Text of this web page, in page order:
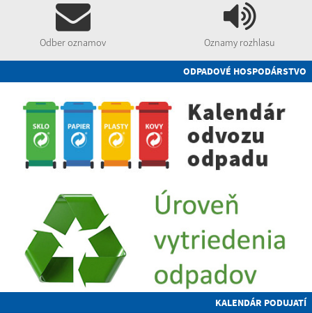
Odber oznamov Oznamy rozhlasu
ODPADOVÉ HOSPODÁRSTVO
KALENDÁR PODUJATÍ